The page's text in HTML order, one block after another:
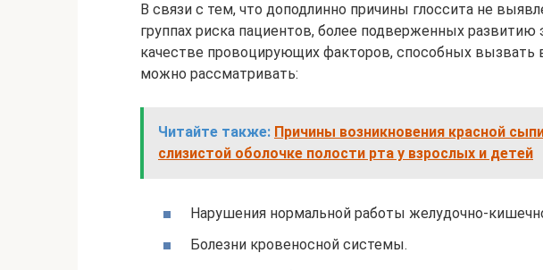
В связи с тем, что доподлинно причины глоссита не
группах риска пациентов, более подверженных развитию
качестве провоцирующих факторов, способных вызвать
можно рассматривать:
Читайте также: Причины возникновения красной
слизистой оболочке полости рта у взрослых и детей
Нарушения нормальной работы желудочно-
Болезни кровеносной системы.